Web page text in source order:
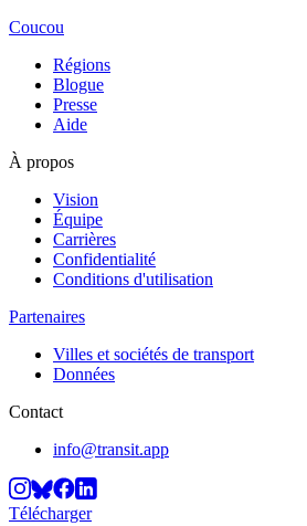
Coucou
Régions
Blogue
Presse
Aide
À propos
Vision
Équipe
Carrières
Confidentialité
Conditions d'utilisation
Partenaires
Villes et sociétés de transport
Données
Contact
info@transit.app
Télécharger